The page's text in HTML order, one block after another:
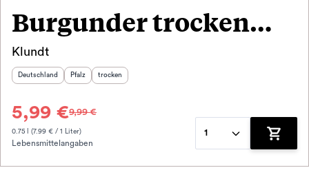
Burgunder trocken
2023
Klundt
Herkunftsland
Deutschland Herkunftsregion
Pfalz Geschmack
trocken
5,99 €9,99 €
0.75 l (7.99 € / 1 Liter)
Lebensmittelangaben
1
Zum